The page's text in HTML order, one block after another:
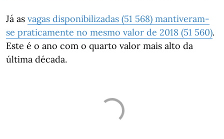
Já as vagas disponibilizadas (51 568) mantiveram-
se praticamente no mesmo valor de 2018 (51 560).
Este é o ano com o quarto valor mais alto da
última década.